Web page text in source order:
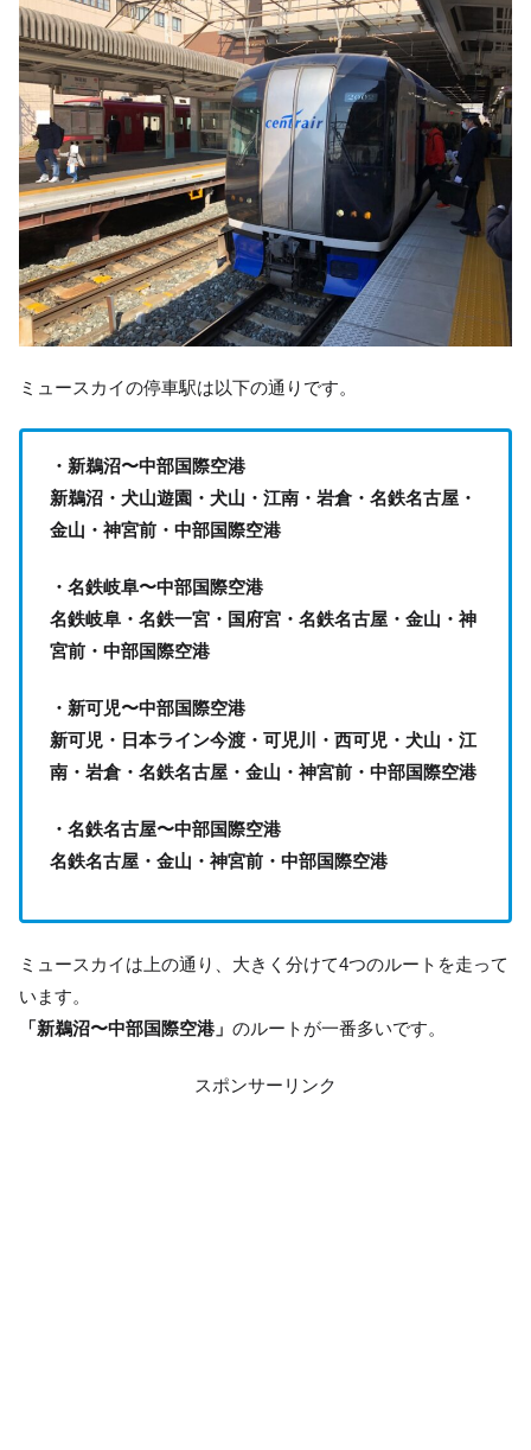
ミュースカイの停車駅は以下の通りです。
・新鵜沼〜中部国際空港
新鵜沼・犬山遊園・犬山・江南・岩倉・名鉄名古屋・
金山・神宮前・中部国際空港
・名鉄岐阜〜中部国際空港
名鉄岐阜・名鉄一宮・国府宮・名鉄名古屋・金山・神
宮前・中部国際空港
・新可児〜中部国際空港
新可児・日本ライン今渡・可児川・西可児・犬山・江
南・岩倉・名鉄名古屋・金山・神宮前・中部国際空港
・名鉄名古屋〜中部国際空港
名鉄名古屋・金山・神宮前・中部国際空港
ミュースカイは上の通り、大きく分けて4つのルートを走って
います。
「新鵜沼〜中部国際空港」 のルートが一番多いです。
スポンサーリンク